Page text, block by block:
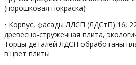
(порошковая покраска)
• Корпус, фасады ЛДСП (ЛДСтП) 16,
древесно-стружечная плита,
Торцы деталей ЛДСП обработаны
в цвет плиты